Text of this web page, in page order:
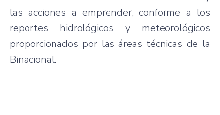
las acciones a emprender, conforme a los
reportes hidrológicos y meteorológicos
proporcionados por las áreas técnicas de la
Binacional.